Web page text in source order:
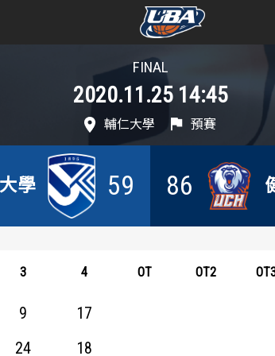
戰績排行
戰績排行
FINAL
2020.11.25 14:45
輔仁大學 預賽
學 59 86
3 4 OT OT2
9 17
24 18